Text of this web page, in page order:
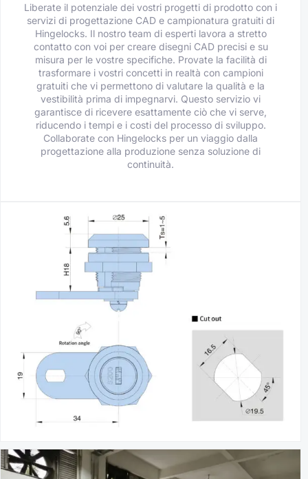
Liberate il potenziale dei vostri progetti di prodotto con i
servizi di progettazione CAD e campionatura gratuiti di
Hingelocks. Il nostro team di esperti lavora a stretto
contatto con voi per creare disegni CAD precisi e su
misura per le vostre specifiche. Provate la facilità di
trasformare i vostri concetti in realtà con campioni
gratuiti che vi permettono di valutare la qualità e la
vestibilità prima di impegnarvi. Questo servizio vi
garantisce di ricevere esattamente ciò che vi serve,
riducendo i tempi e i costi del processo di sviluppo.
Collaborate con Hingelocks per un viaggio dalla
progettazione alla produzione senza soluzione di
continuità.